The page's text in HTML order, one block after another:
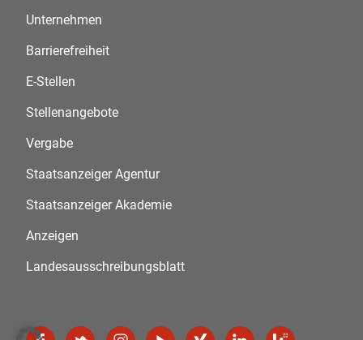
Unternehmen
Barrierefreiheit
E-Stellen
Stellenangebote
Vergabe
Staatsanzeiger Agentur
Staatsanzeiger Akademie
Anzeigen
Landesausschreibungsblatt